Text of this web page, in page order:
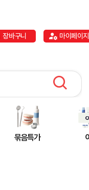
장바구니 마이페이지
묶음특가